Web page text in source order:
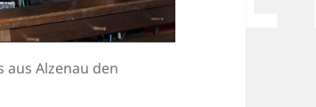
aus Alzenau den